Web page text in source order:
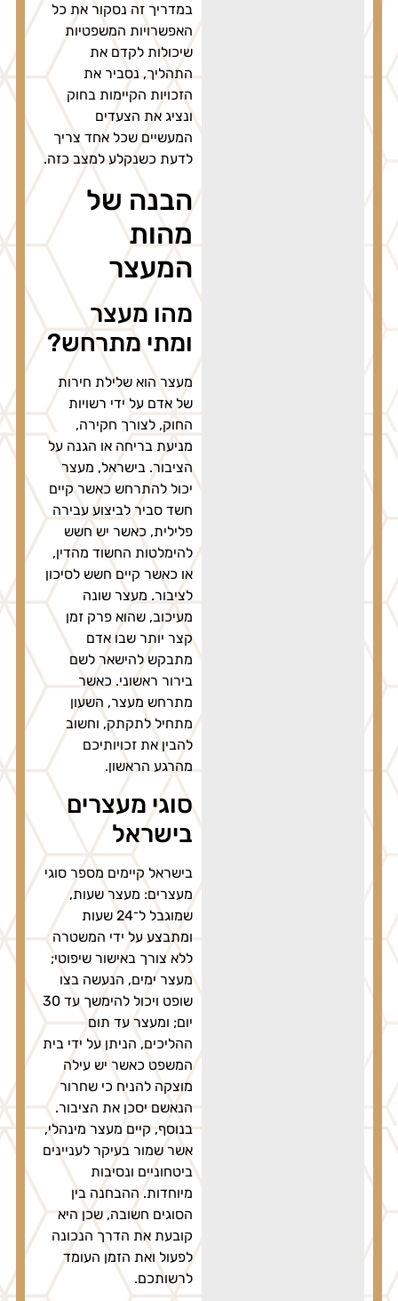
במדריך זה נסקור את כל
האפשרויות המשפטיות
שיכולות לקדם את
התהליך, נסביר את
הזכויות הקיימות בחוק
ונציג את הצעדים
המעשיים שכל אחד צריך
לדעת כשנקלע למצב כזה.
הבנה של
מהות
המעצר
מהו מעצר
ומתי מתרחש?
מעצר הוא שלילת חירות
של אדם על ידי רשויות
החוק, לצורך חקירה,
מניעת בריחה או הגנה על
הציבור. בישראל, מעצר
יכול להתרחש כאשר קיים
חשד סביר לביצוע עבירה
פלילית, כאשר יש חשש
להימלטות החשוד מהדין,
או כאשר קיים חשש לסיכון
לציבור. מעצר שונה
מעיכוב, שהוא פרק זמן
קצר יותר שבו אדם
מתבקש להישאר לשם
בירור ראשוני. כאשר
מתרחש מעצר, השעון
מתחיל לתקתק, וחשוב
להבין את זכויותיכם
מהרגע הראשון.
סוגי מעצרים
בישראל
בישראל קיימים מספר סוגי
מעצרים: מעצר שעות,
שמוגבל ל־24 שעות
ומתבצע על ידי המשטרה
ללא צורך באישור שיפוטי;
מעצר ימים, הנעשה בצו
שופט ויכול להימשך עד 30
יום; ומעצר עד תום
ההליכים, הניתן על ידי בית
המשפט כאשר יש עילה
מוצקה להניח כי שחרור
הנאשם יסכן את הציבור.
בנוסף, קיים מעצר מינהלי,
אשר שמור בעיקר לעניינים
ביטחוניים ונסיבות
מיוחדות. ההבחנה בין
הסוגים חשובה, שכן היא
קובעת את הדרך הנכונה
לפעול ואת הזמן העומד
לרשותכם.